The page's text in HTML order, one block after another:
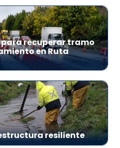
recuperar tramo
en Ruta
resiliente